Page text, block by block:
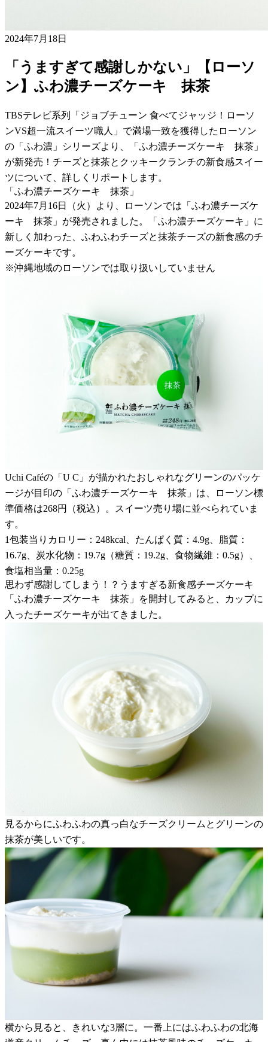
2024年7月18日
「うますぎて感謝しかない」【ローソ
ン】ふわ濃チーズケーキ 抹茶
TBSテレビ系列「ジョブチューン 食べてジャッジ！ローソ
ンVS超一流スイーツ職人」で満場一致を獲得したローソン
の「ふわ濃」シリーズより、「ふわ濃チーズケーキ 抹茶」
が新発売！チーズと抹茶とクッキークランチの新食感スイー
ツについて、詳しくリポートします。
「ふわ濃チーズケーキ 抹茶」
2024年7月16日（火）より、ローソンでは「ふわ濃チーズケ
ーキ 抹茶」が発売されました。「ふわ濃チーズケーキ」に
新しく加わった、ふわふわチーズと抹茶チーズの新食感のチ
ーズケーキです。
※沖縄地域のローソンでは取り扱いしていません
Uchi Caféの「U C」が描かれたおしゃれなグリーンのパッケ
ージが目印の「ふわ濃チーズケーキ 抹茶」は、ローソン標
準価格は268円（税込）。スイーツ売り場に並べられていま
す。
1包装当りカロリー：248kcal、たんぱく質：4.9g、脂質：
16.7g、炭水化物：19.7g（糖質：19.2g、食物繊維：0.5g）、
食塩相当量：0.25g
思わず感謝してしまう！？うますぎる新食感チーズケーキ
「ふわ濃チーズケーキ 抹茶」を開封してみると、カップに
入ったチーズケーキが出てきました。
見るからにふわふわの真っ白なチーズクリームとグリーンの
抹茶が美しいです。
横から見ると、きれいな3層に。一番上にはふわふわの北海